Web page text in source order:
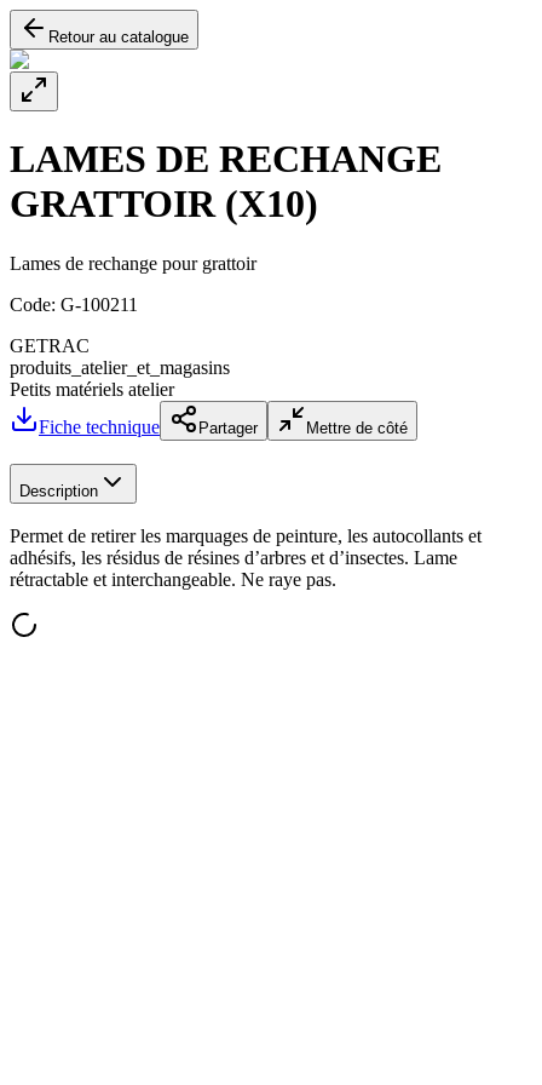
Retour au catalogue
LAMES DE RECHANGE
GRATTOIR (X10)
Lames de rechange pour grattoir
Code: G-100211
GETRAC
produits_atelier_et_magasins
Petits matériels atelier
Fiche technique
Partager Mettre de côté
Description
Permet de retirer les marquages de peinture, les autocollants et
adhésifs, les résidus de résines d’arbres et d’insectes. Lame
rétractable et interchangeable. Ne raye pas.